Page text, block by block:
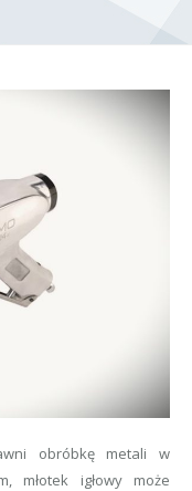
obróbkę metali w
młotek igłowy może